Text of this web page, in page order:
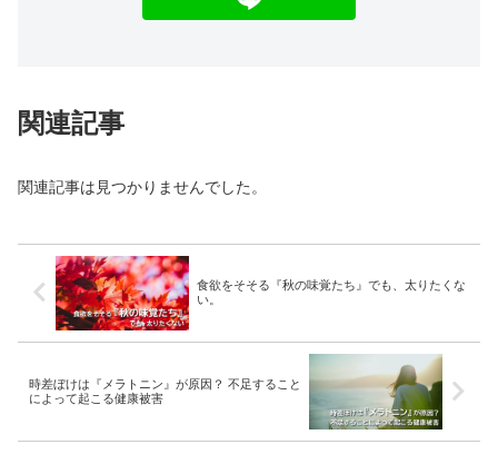
関連記事
関連記事は見つかりませんでした。
食欲をそそる『秋の味覚たち』でも、太りたくな
い。
時差ぼけは『メラトニン』が原因？ 不足すること
によって起こる健康被害